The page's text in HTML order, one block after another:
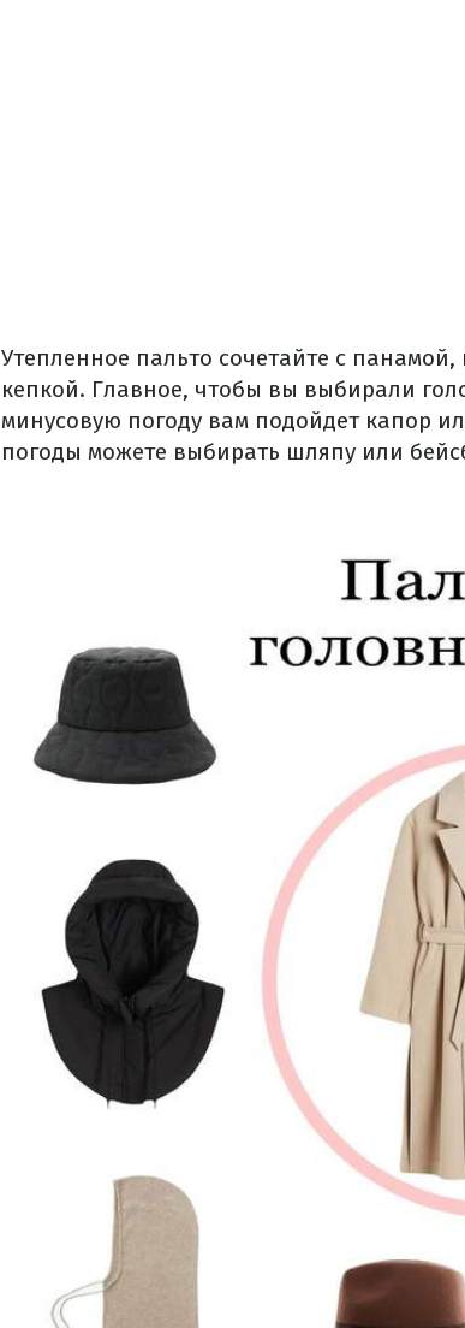
Утепленное пальто сочетайте с
кепкой. Главное, чтобы вы выбирали
минусовую погоду вам подойдет капор
погоды можете выбирать шляпу или